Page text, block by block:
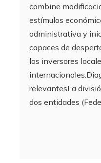
combine
estímulos
administrativa y
capaces de
los inversores
relevantesLa
dos entidades